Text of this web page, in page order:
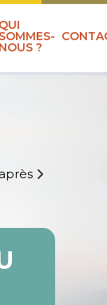
QUI
SOMMES-
NOUS ?